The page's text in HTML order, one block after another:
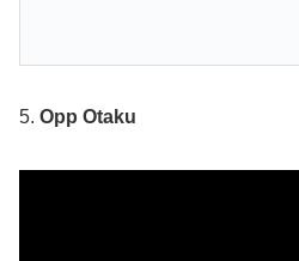
5. Opp Otaku